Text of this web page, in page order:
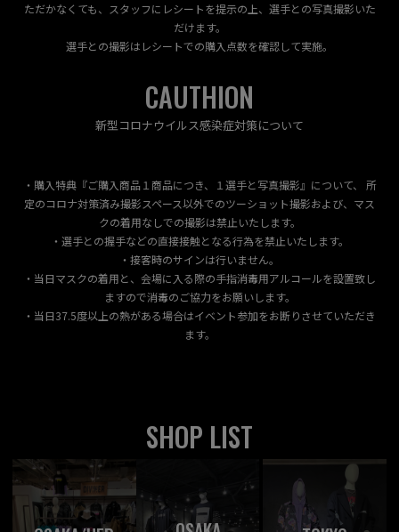
ただかなくても、スタッフにレシートを提示の上、選手との写真撮影いた
だけます。
選手との撮影はレシートでの購入点数を確認して実施。
CAUTHION
新型コロナウイルス感染症対策について
・購入特典『ご購入商品１商品につき、１選手と写真撮影』について、 所
定のコロナ対策済み撮影スペース以外でのツーショット撮影および、マス
クの着用なしでの撮影は禁止いたします。
・選手との握手などの直接接触となる行為を禁止いたします。
・接客時のサインは行いません。
・当日マスクの着用と、会場に入る際の手指消毒用アルコールを設置致し
ますので消毒のご協力をお願いします。
・当日37.5度以上の熱がある場合はイベント参加をお断りさせていただき
ます。
SHOP LIST